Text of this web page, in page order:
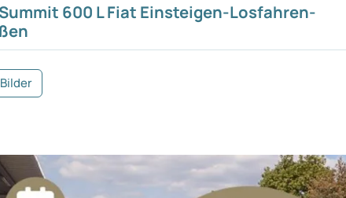
600 L Fiat Einsteigen-Losfahren-